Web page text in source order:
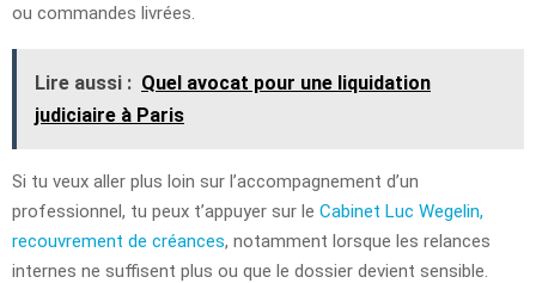
ou commandes livrées.
Lire aussi : Quel avocat pour une liquidation
judiciaire à Paris
Si tu veux aller plus loin sur l’accompagnement d’un
professionnel, tu peux t’appuyer sur le Cabinet Luc Wegelin,
recouvrement de créances, notamment lorsque les relances
internes ne suffisent plus ou que le dossier devient sensible.